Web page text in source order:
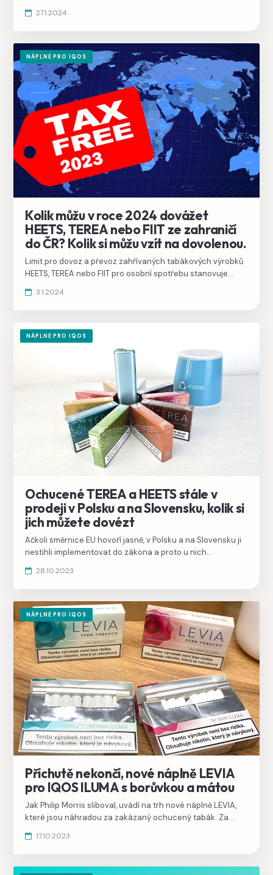
našem videu na
27.1.2024
NÁPLNĚ PRO IQOS
Kolik můžu v roce 2024 dovážet
HEETS, TEREA nebo FIIT ze zahraničí
do ČR? Kolik si můžu vzít na dovolenou.
Limit pro dovoz a převoz zahřívaných tabákových výrobků
HEETS, TEREA nebo FIIT pro osobní spotřebu stanovuje
Evropské unie jde o 250 g tabáku na osobu.
3.1.2024
NÁPLNĚ PRO IQOS
Ochucené TEREA a HEETS stále v
prodeji v Polsku a na Slovensku, kolik si
jich můžete dovézt
Ačkoli směrnice EU hovoří jasně, v Polsku a na Slovensku ji
nestihli implementovat do zákona a proto u nich
HEETS a FIIT.
28.10.2023
NÁPLNĚ PRO IQOS
Příchutě nekončí, nové náplně LEVIA
pro IQOS ILUMA s borůvkou a mátou
Jak Philip Morris sliboval, uvádí na trh nové náplně LEVIA,
které jsou náhradou za zakázaný ochucený tabák. Za
17.10.2023